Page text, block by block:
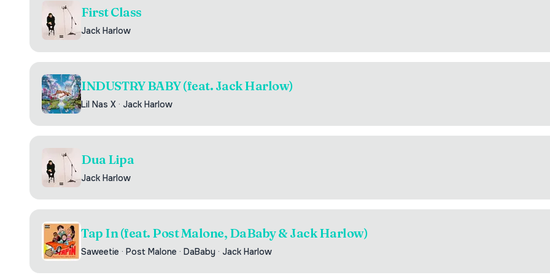
First Class
Jack Harlow
INDUSTRY BABY (feat. Jack Harlow)
Lil Nas X · Jack Harlow
Dua Lipa
Jack Harlow
Tap In (feat. Post Malone, DaBaby & Jack Harlow)
Saweetie · Post Malone · DaBaby · Jack Harlow